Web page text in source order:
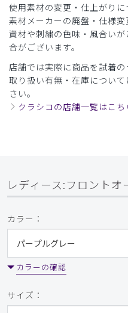
使用素材の変更・仕上がりに
素材メーカーの廃盤・仕様変
資材や刺繍の色味・風合い
合がございます。
店舗では実際に商品を試着の
取り扱い有無・在庫につい
さい。
クラシコの店舗一覧はこち
レディース:フロントオ
カラー：
カラーの確認
サイズ：